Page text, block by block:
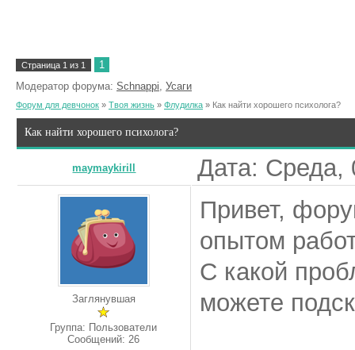
Страница 1 из 1
1
Модератор форума: Schnappi, Усаги
Форум для девчонок » Твоя жизнь » Флудилка » Как найти хорошего психолога?
Как найти хорошего психолога?
maymaykirill Дата: Среда,
Заглянувшая
Группа: Пользователи
Сообщений: 26
Привет,
опытом
С какой
можете